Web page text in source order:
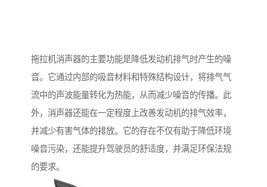
拖拉机消声器的主要功能是降低发动机排气时产生的噪
音。它通过内部的吸音材料和特殊结构设计，将排气气
流中的声波能量转化为热能，从而减少噪音的传播。此
外，消声器还能在一定程度上改善发动机的排气效率，
并减少有害气体的排放。它的存在不仅有助于降低环境
噪音污染，还能提升驾驶员的舒适度，并满足环保法规
的要求。